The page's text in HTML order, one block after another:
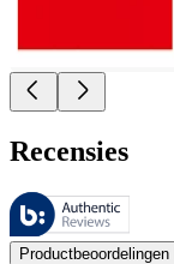
Recensies
Deze beoordelingen
De mening van onze
Productbeoordelingen